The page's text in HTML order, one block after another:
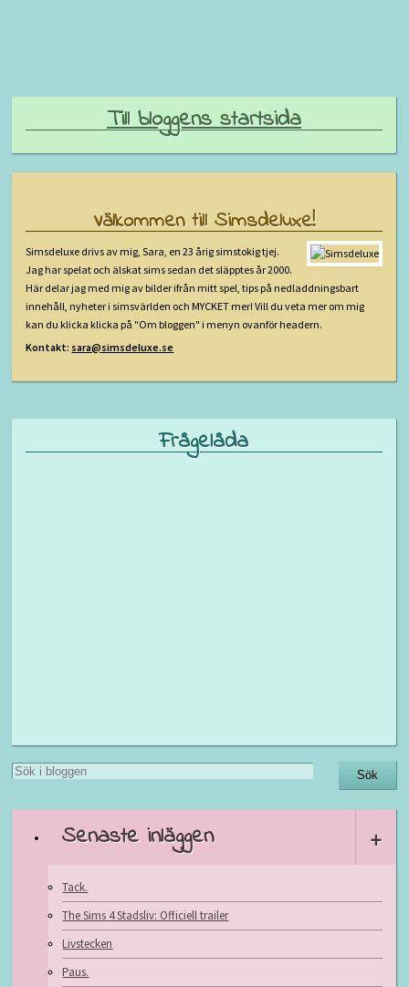
Till bloggens startsida
Välkommen till Simsdeluxe!
Simsdeluxe drivs av mig, Sara, en 23 årig simstokig tjej.
Jag har spelat och älskat sims sedan det släpptes år 2000.
Här delar jag med mig av bilder ifrån mitt spel, tips på nedladdningsbart
innehåll, nyheter i simsvärlden och MYCKET mer! Vill du veta mer om mig
kan du klicka klicka på "Om bloggen" i menyn ovanför headern.
Kontakt: sara@simsdeluxe.se
Frågelåda
Senaste inläggen +
Tack.
The Sims 4 Stadsliv: Officiell trailer
Livstecken
Paus.